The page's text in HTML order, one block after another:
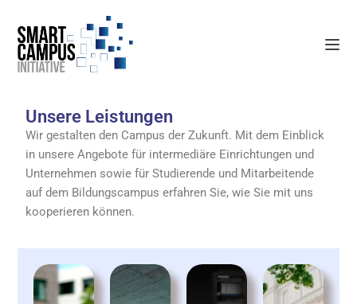
Unsere Leistungen
Wir gestalten den Campus der Zukunft. Mit dem Einblick
in unsere Angebote für intermediäre Einrichtungen und
Unternehmen sowie für Studierende und Mitarbeitende
auf dem Bildungscampus erfahren Sie, wie Sie mit uns
kooperieren können.